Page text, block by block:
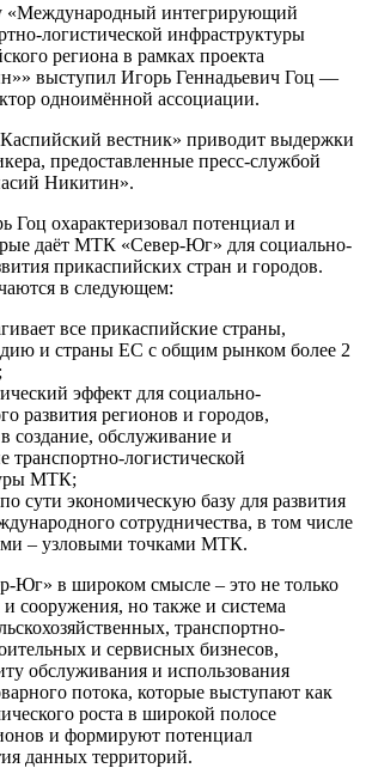
«Международный интегрирующий
логистической инфраструктуры
региона в рамках проекта
выступил Игорь Геннадьевич Гоц —
одноимённой ассоциации.
вестник» приводит выдержки
предоставленные пресс-службой
Никитин».
Гоц охарактеризовал потенциал и
даёт МТК «Север-Юг» для социально-
прикаспийских стран и городов.
в следующем:
все прикаспийские страны,
и страны ЕС с общим рынком более 2
эффект для социально-
развития регионов и городов,
создание, обслуживание и
транспортно-логистической
МТК;
сути экономическую базу для развития
сотрудничества, в том числе
– узловыми точками МТК.
Юг» в широком смысле – это не только
сооружения, но также и система
транспортно-
и сервисных бизнесов,
обслуживания и использования
потока, которые выступают как
роста в широкой полосе
и формируют потенциал
данных территорий.